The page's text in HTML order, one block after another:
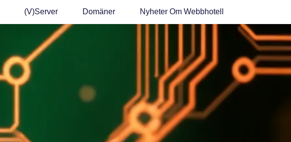
(v)Server Domäner Nyheter Om Webbhotell